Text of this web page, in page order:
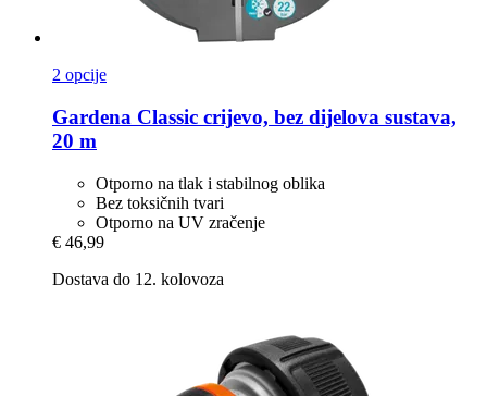
2 opcije
Gardena Classic crijevo, bez dijelova sustava,
20 m
Otporno na tlak i stabilnog oblika
Bez toksičnih tvari
Otporno na UV zračenje
€ 46,99
Dostava do 12. kolovoza